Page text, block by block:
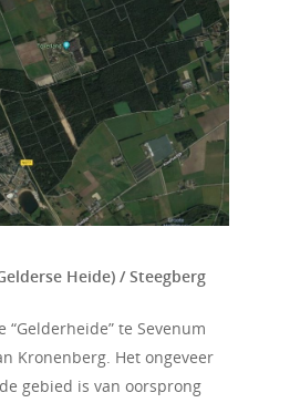
Heide) / Steegberg
“Gelderheide” te Sevenum
Kronenberg. Het ongeveer
gebied is van oorsprong